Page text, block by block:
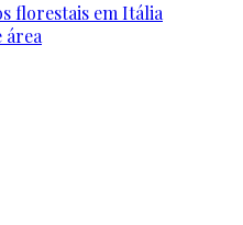
florestais em Itália
área